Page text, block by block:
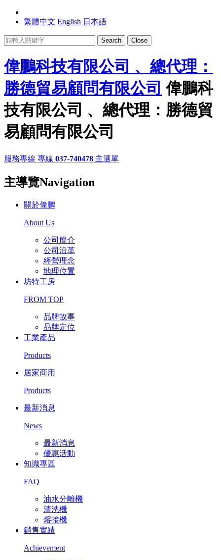
繁體中文 English 日本語
Search Close
偉鵬科技有限公司 、總代理：
勝德貿易顧問有限公司 偉鵬科
技有限公司 、總代理：勝德貿
易顧問有限公司
服務專線 專線 037-740478 主選單
主導覽Navigation
關於偉鵬
About Us
公司簡介
公司沿革
經營理念
地理位置
坊特工房
FROM TOP
品牌故事
品牌定位
工業產品
Products
居家商用
Products
最新消息
News
最新消息
優惠活動
知識專區
FAQ
油水分離機
清洗機
熔接機
銷售實績
Achievement